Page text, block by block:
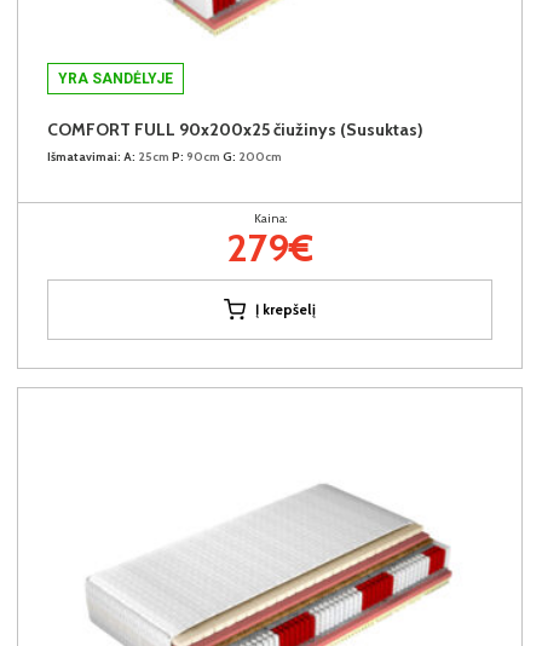
YRA SANDĖLYJE
COMFORT FULL 90x200x25 čiužinys (Susuktas)
Išmatavimai: A: 25cm P: 90cm G: 200cm
Kaina:
279€
Į krepšelį